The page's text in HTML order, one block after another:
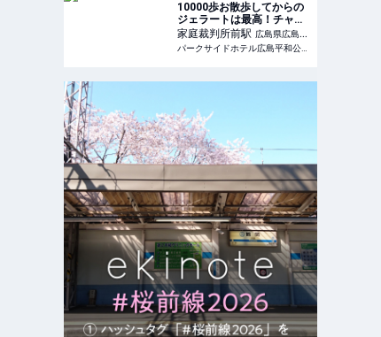
10000歩お散歩してからの
ジェラートは最高！チャラ
です笑。 Dolce e
Salato dal polipo ドルチ
ェ エ サラート ダル ポリポ
らパークサイドホテル広島
家庭裁判所前駅 広島県広島市
中区
パークサイドホテル広島平和公園前